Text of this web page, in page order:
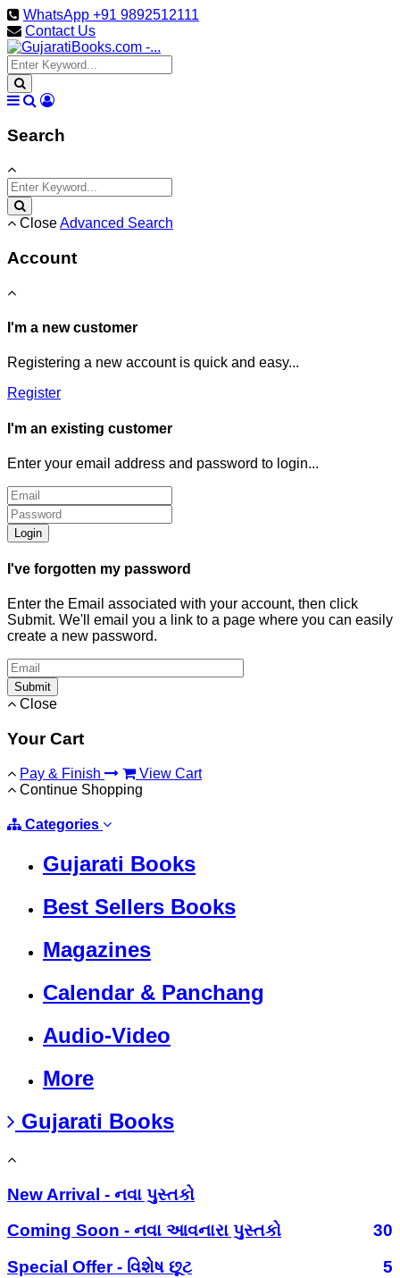
WhatsApp +91 9892512111
Contact Us
Search
CloseAdvanced Search
Account
I'm a new customer
Registering a new account is quick and easy...
Register
I'm an existing customer
Enter your email address and password to login...
Login
I've forgotten my password
Enter the Email associated with your account, then click
Submit. We'll email you a link to a page where you can easily
create a new password.
Submit
Close
Your Cart
Pay & Finish
View Cart
Continue Shopping
Categories
Gujarati Books
Best Sellers Books
Magazines
Calendar & Panchang
Audio-Video
More
Gujarati Books
New Arrival - નવા પુસ્તકો
Coming Soon - નવા આવનારા પુસ્તકો
30
Special Offer - વિશેષ છૂટ
5